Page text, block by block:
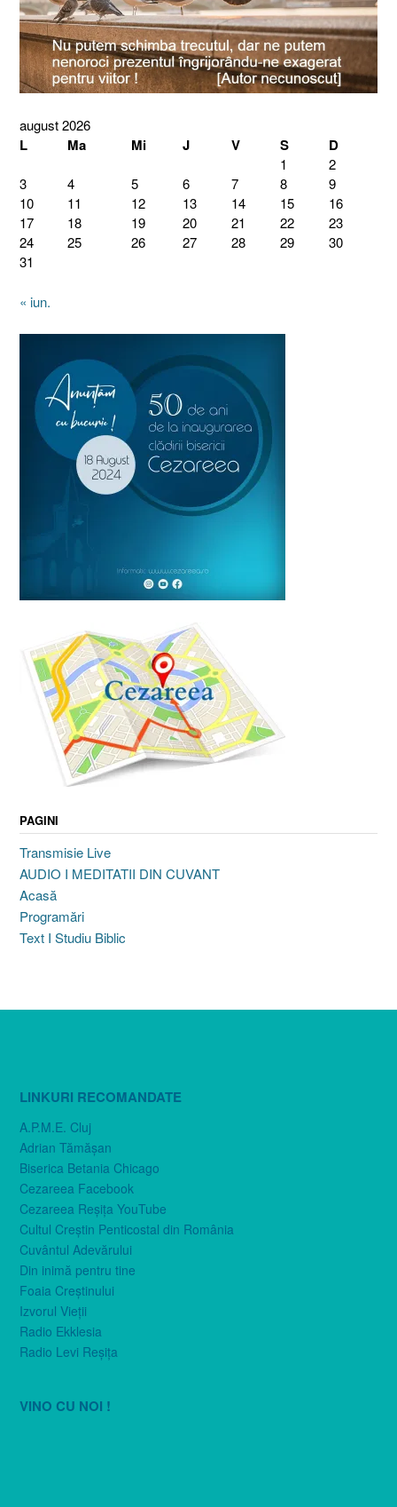
august 2026
L Ma Mi J V S D
1
2
3
4 5 6 7 8
9
10
11 12 13 14 15
16
17
18 19 20 21 22
23
24
25 26 27 28 29
30
31
« iun.
PAGINI
Transmisie Live
AUDIO I MEDITATII DIN CUVANT
Acasă
Programări
Text I Studiu Biblic
LINKURI RECOMANDATE
A.P.M.E. Cluj
Adrian Tămăşan
Biserica Betania Chicago
Cezareea Facebook
Cezareea Reşiţa YouTube
Cultul Creştin Penticostal din România
Cuvântul Adevărului
Din inimă pentru tine
Foaia Creştinului
Izvorul Vieţii
Radio Ekklesia
Radio Levi Reşiţa
VINO CU NOI !